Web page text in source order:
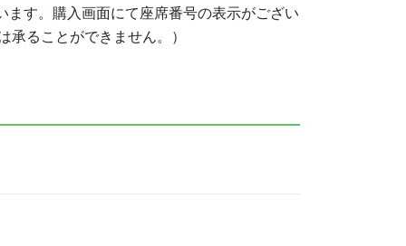
す。購入画面にて座席番号の表示がござい
承ることができません。）